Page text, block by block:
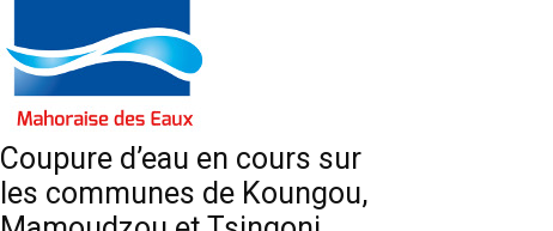
Coupure d’eau en cours sur
les communes de Koungou,